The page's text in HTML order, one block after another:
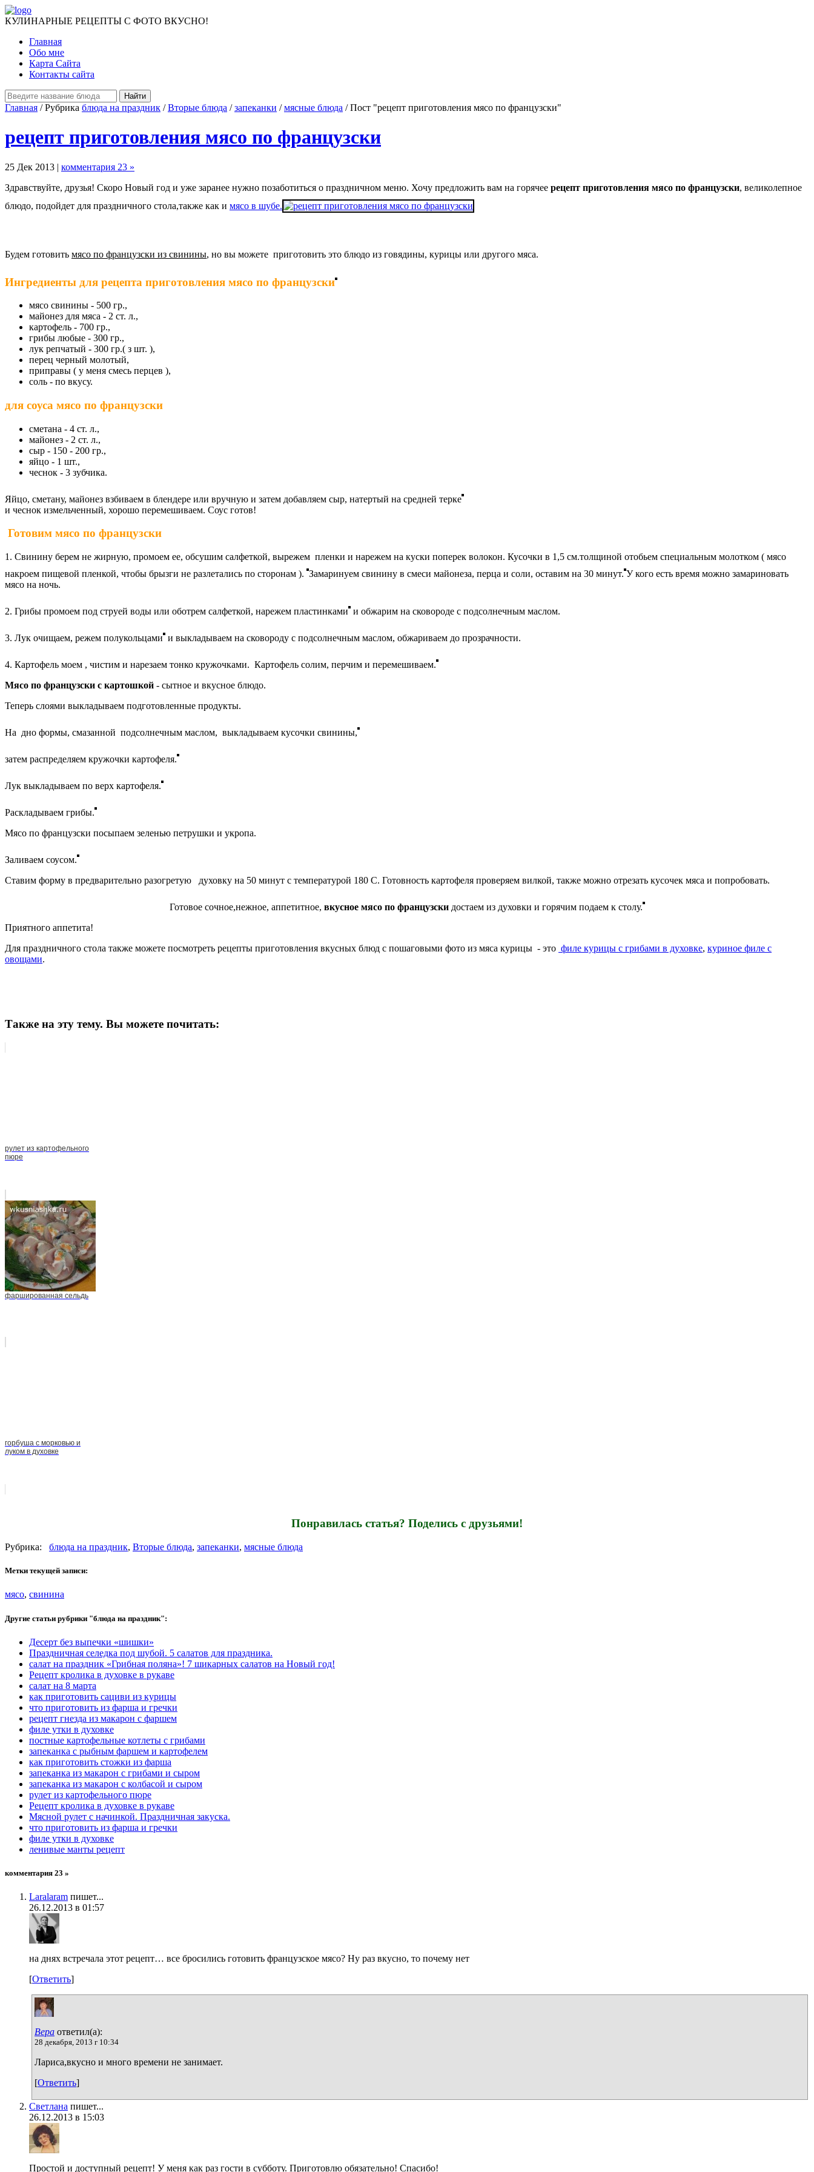
КУЛИНАРНЫЕ РЕЦЕПТЫ С ФОТО ВКУСНО!
Главная
Обо мне
Карта Сайта
Контакты сайта
Главная / Рубрика блюда на праздник /Вторые блюда /запеканки /мясные блюда / Пост "рецепт приготовления мясо по французски"
рецепт приготовления мясо по французски
25 Дек 2013 | комментария 23 »
Здравствуйте, друзья! Скоро Новый год и уже заранее нужно позаботиться о праздничном меню. Хочу предложить вам на горячее рецепт приготовления мясо по французски, великолепное
блюдо, подойдет для праздничного стола,также как и мясо в шубе.
Будем готовить мясо по французски из свинины, но вы можете приготовить это блюдо из говядины, курицы или другого мяса.
Ингредиенты для рецепта приготовления мясо по французски
мясо свинины - 500 гр.,
майонез для мяса - 2 ст. л.,
картофель - 700 гр.,
грибы любые - 300 гр.,
лук репчатый - 300 гр.( з шт. ),
перец черный молотый,
приправы ( у меня смесь перцев ),
соль - по вкусу.
для соуса мясо по французски
сметана - 4 ст. л.,
майонез - 2 ст. л.,
сыр - 150 - 200 гр.,
яйцо - 1 шт.,
чеснок - 3 зубчика.
Яйцо, сметану, майонез взбиваем в блендере или вручную и затем добавляем сыр, натертый на средней терке
и чеснок измельченный, хорошо перемешиваем. Соус готов!
Готовим мясо по французски
1. Свинину берем не жирную, промоем ее, обсушим салфеткой, вырежем пленки и нарежем на куски поперек волокон. Кусочки в 1,5 см.толщиной отобьем специальным молотком ( мясо
накроем пищевой пленкой, чтобы брызги не разлетались по сторонам ). Замаринуем свинину в смеси майонеза, перца и соли, оставим на 30 минут. У кого есть время можно замариновать
мясо на ночь.
2. Грибы промоем под струей воды или оботрем салфеткой, нарежем пластинками и обжарим на сковороде с подсолнечным маслом.
3. Лук очищаем, режем полукольцами и выкладываем на сковороду с подсолнечным маслом, обжариваем до прозрачности.
4. Картофель моем , чистим и нарезаем тонко кружочками. Картофель солим, перчим и перемешиваем.
Мясо по французски с картошкой - сытное и вкусное блюдо.
Теперь слоями выкладываем подготовленные продукты.
На дно формы, смазанной подсолнечным маслом, выкладываем кусочки свинины,
затем распределяем кружочки картофеля.
Лук выкладываем по верх картофеля.
Раскладываем грибы.
Мясо по французски посыпаем зеленью петрушки и укропа.
Заливаем соусом.
Ставим форму в предварительно разогретую духовку на 50 минут с температурой 180 С. Готовность картофеля проверяем вилкой, также можно отрезать кусочек мяса и попробовать.
Готовое сочное,нежное, аппетитное, вкусное мясо по французскидостаем из духовки и горячим подаем к столу.
Приятного аппетита!
Для праздничного стола также можете посмотреть рецепты приготовления вкусных блюд с пошаговыми фото из мяса курицы - это филе курицы с грибами в духовке, куриное филе с
овощами.
Также на эту тему. Вы можете почитать:
рулет из картофельного
пюре
фаршированная сельдь
горбуша с морковью и
луком в духовке
Понравилась статья? Поделись с друзьями!
Рубрика: блюда на праздник, Вторые блюда, запеканки, мясные блюда
Метки текущей записи:
мясо, свинина
Другие статьи рубрики "блюда на праздник":
Десерт без выпечки «шишки»
Праздничная селедка под шубой. 5 салатов для праздника.
салат на праздник «Грибная поляна»! 7 шикарных салатов на Новый год!
Рецепт кролика в духовке в рукаве
салат на 8 марта
как приготовить сациви из курицы
что приготовить из фарша и гречки
рецепт гнезда из макарон с фаршем
филе утки в духовке
постные картофельные котлеты с грибами
запеканка с рыбным фаршем и картофелем
как приготовить стожки из фарша
запеканка из макарон с грибами и сыром
запеканка из макарон с колбасой и сыром
рулет из картофельного пюре
Рецепт кролика в духовке в рукаве
Мясной рулет с начинкой. Праздничная закуска.
что приготовить из фарша и гречки
филе утки в духовке
ленивые манты рецепт
комментария 23 »
Laralaram пишет...
26.12.2013 в 01:57
на днях встречала этот рецепт… все бросились готовить французское мясо? Ну раз вкусно, то почему нет
[Ответить]
Вера ответил(а):
28 декабря, 2013 г 10:34
Лариса,вкусно и много времени не занимает.
[Ответить]
Светлана пишет...
26.12.2013 в 15:03
Простой и доступный рецепт! У меня как раз гости в субботу. Приготовлю обязательно! Спасибо!